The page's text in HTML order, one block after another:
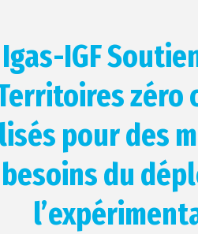
IGF
zéro
pour des
du